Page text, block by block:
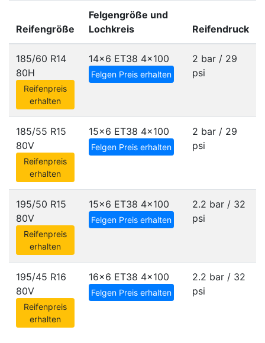
Reifengröße
Felgengröße und
Lochkreis
Reifendruck
185/60 R14
80H
Reifenpreis
erhalten
14x6 ET38 4x100
Felgen Preis erhalten
2 bar / 29
psi
185/55 R15
80V
Reifenpreis
erhalten
15x6 ET38 4x100
Felgen Preis erhalten
2 bar / 29
psi
195/50 R15
80V
Reifenpreis
erhalten
15x6 ET38 4x100
Felgen Preis erhalten
2.2 bar / 32
psi
195/45 R16
80V
Reifenpreis
erhalten
16x6 ET38 4x100
Felgen Preis erhalten
2.2 bar / 32
psi